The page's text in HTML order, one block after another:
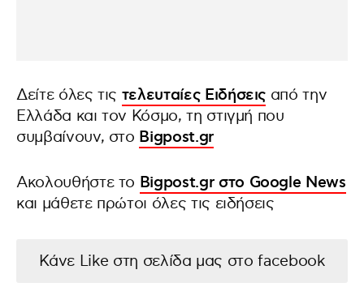
Δείτε όλες τις τελευταίες Ειδήσεις από την
Ελλάδα και τον Κόσμο, τη στιγμή που
συμβαίνουν, στο Bigpost.gr
Ακολουθήστε το Bigpost.gr στο Google News
και μάθετε πρώτοι όλες τις ειδήσεις
Κάνε Like στη σελίδα μας στο facebook